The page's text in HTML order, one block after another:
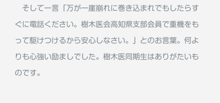
そして一言「万が一崖崩れに巻き込まれでもしたらす
ぐに電話ください。樹木医会高知県支部会員で重機をも
って駆けつけるから安心しなさい。」とのお言葉。何よ
りも心強い励ましでした。樹木医同期生はありがたいも
のです。